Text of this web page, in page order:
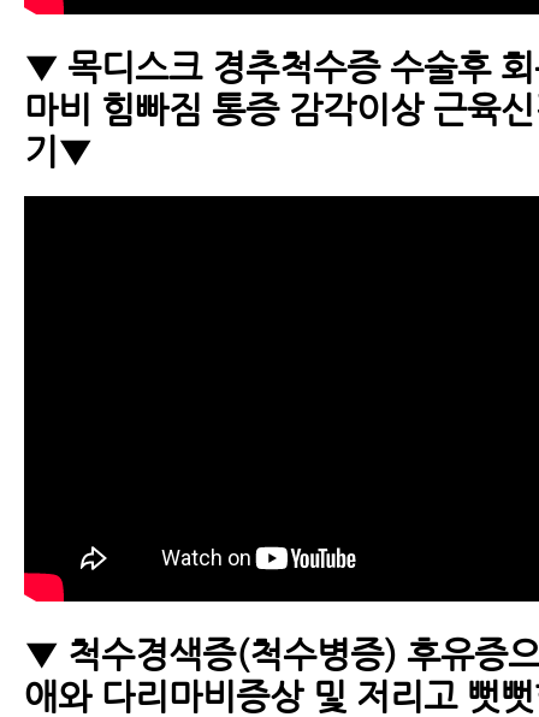
▼ 목디스크 경추척수증 수술후
마비 힘빠짐 통증 감각이상 근육
기▼
▼ 척수경색증(척수병증) 후유증
애와 다리마비증상 및 저리고 뻣